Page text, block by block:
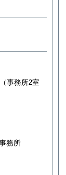
事務所2室
務所